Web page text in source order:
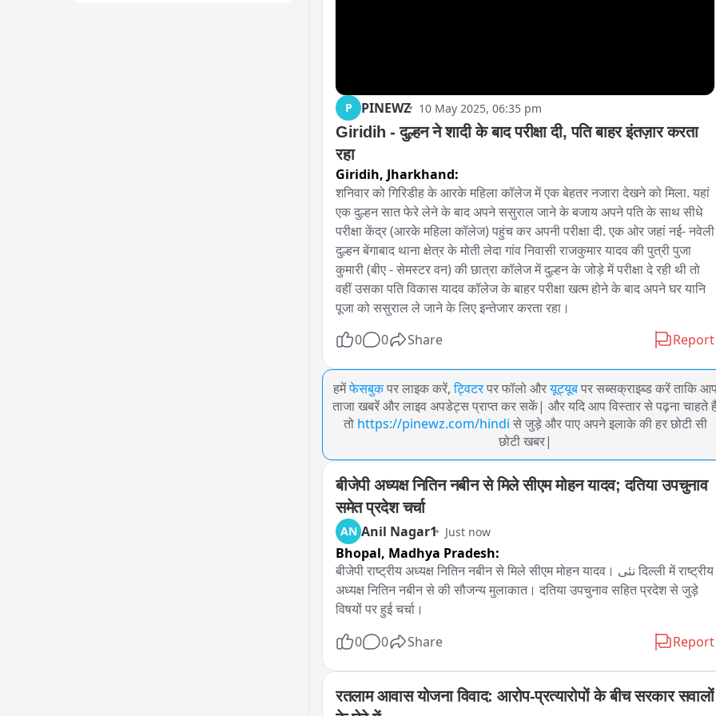
P PINEWZ 10 May 2025, 06:35 pm
Giridih - दुल्हन ने शादी के बाद परीक्षा दी, पति बाहर इंतज़ार करता
रहा
Giridih, Jharkhand:
शनिवार को गिरिडीह के आरके महिला कॉलेज में एक बेहतर नजारा देखने को मिला. यहां
एक दुल्हन सात फेरे लेने के बाद अपने ससुराल जाने के बजाय अपने पति के साथ सीधे
परीक्षा केंद्र (आरके महिला कॉलेज) पहुंच कर अपनी परीक्षा दी. एक ओर जहां नई- नवेली
दुल्हन बेंगाबाद थाना क्षेत्र के मोती लेदा गांव निवासी राजकुमार यादव की पुत्री पुजा
कुमारी (बीए - सेमस्टर वन) की छात्रा कॉलेज में दुल्हन के जोड़े में परीक्षा दे रही थी तो
वहीं उसका पति विकास यादव कॉलेज के बाहर परीक्षा खत्म होने के बाद अपने घर यानि
पूजा को ससुराल ले जाने के लिए इन्तेजार करता रहा।
0
0 Share Report
हमेंफेसबुक पर लाइक करें, ट्विटर पर फॉलो औरयूट्यूब पर सब्सक्राइब्ड करें ताकि
ताजा खबरें और लाइव अपडेट्स प्राप्त कर सकें| और यदि आप विस्तार से पढ़ना चाहते
तो https://pinewz.com/hindi से जुड़े और पाए अपने इलाके की हर छोटी सी
छोटी खबर|
बीजेपी अध्यक्ष नितिन नबीन से मिले सीएम मोहन यादव; दतिया उपचुनाव
समेत प्रदेश चर्चा
AN Anil Nagar1 Just now
Bhopal, Madhya Pradesh:
बीजेपी राष्ट्रीय अध्यक्ष नितिन नबीन से मिले सीएम मोहन यादव। نئی दिल्ली में राष्ट्रीय
अध्यक्ष नितिन नबीन से की सौजन्य मुलाकात। दतिया उपचुनाव सहित प्रदेश से जुड़े
विषयों पर हुई चर्चा।
0 0 Share Report
रतलाम आवास योजना विवाद: आरोप-प्रत्यारोपों के बीच सरकार सवालों